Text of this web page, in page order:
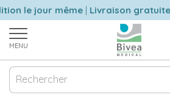
le jour même|Livraison gratuite
MENU